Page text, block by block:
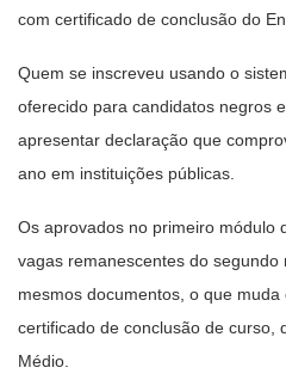
com certificado de conclusão do
Quem se inscreveu usando o
oferecido para candidatos negros
apresentar declaração que
ano em instituições públicas.
Os aprovados no primeiro módulo
vagas remanescentes do segundo
mesmos documentos, o que
certificado de conclusão de curso,
Médio.